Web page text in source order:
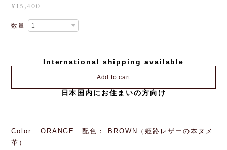
¥15,400
数量
International shipping available
Add to cart
日本国内にお住まいの方向け
Color : ORANGE 配色： BROWN（姫路レザーの本ヌメ
革）